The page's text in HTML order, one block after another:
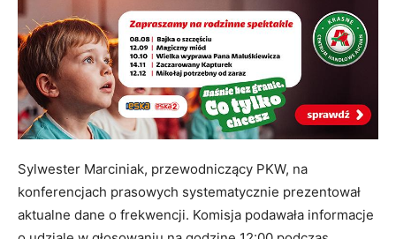
Sylwester Marciniak, przewodniczący PKW, na
konferencjach prasowych systematycznie prezentował
aktualne dane o frekwencji. Komisja podawała informacje